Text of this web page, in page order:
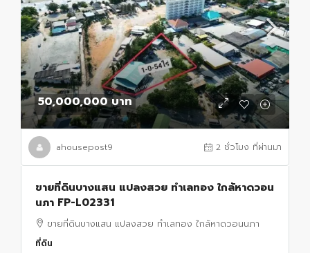
50,000,000 บาท
ahousepost9 2 ชั่วโมง ที่ผ่านมา
ขายที่ดินบางแสน แปลงสวย ทำเลทอง ใกล้หาดวอน
นภา FP-L02331
ขายที่ดินบางแสน แปลงสวย ทำเลทอง ใกล้หาดวอนนภา
ที่ดิน